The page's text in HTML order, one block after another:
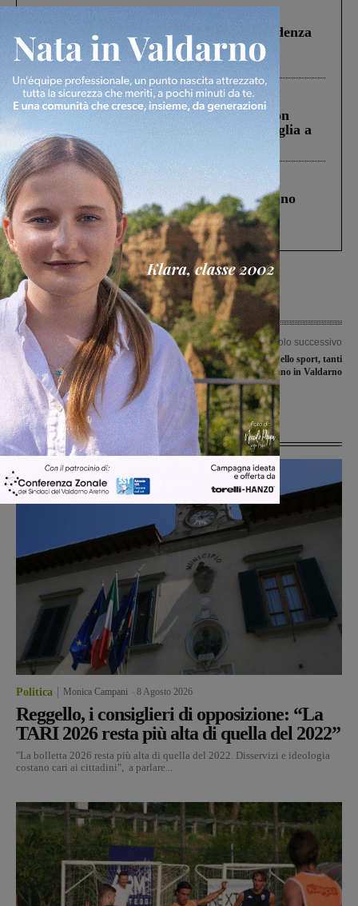
Piscina di Figline finanziata oltre la scadenza
Pnrr, il gruppo di Fratelli d’Italia: “Un
ringraziamento al Governo”
Cronaca 3 Agosto 2026
Scomparso da una struttura di Castiglion
Fiorentino l’uomo che aveva ucciso la figlia a
Levane nel 2020
Cronaca 4 Agosto 2026
Un anno fa la strage in A1 in cui morirono
Gianni, Giulia e Franco. Lo schianto, il
processo, lo stop ai sorpassi fra tir....
Articolo precedente
Auto si ribalta sulla provinciale di
Santa Lucia, illese le persone che
erano a bordo
Articolo successivo
Festa provinciale dello sport, tanti
riconoscimenti arrivano in Valdarno
Ultime Notizie
Politica Monica Campani 8 Agosto 2026
Reggello, i consiglieri di opposizione: “La
TARI 2026 resta più alta di quella del 2022”
"La bolletta 2026 resta più alta di quella del 2022. Disservizi e ideologia
costano cari ai cittadini", a parlare...